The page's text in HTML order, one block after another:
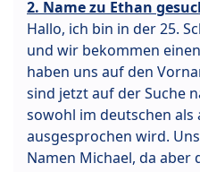
2. Name zu Ethan
Hallo, ich bin in der 25.
und wir bekommen
haben uns auf den
sind jetzt auf der Suche
sowohl im deutschen als
ausgesprochen wird.
Namen Michael, da